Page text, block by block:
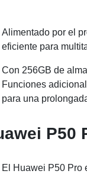
Alimentado por el
eficiente para
Con 256GB de
Funciones
para una
P50
El Huawei P50 Pro